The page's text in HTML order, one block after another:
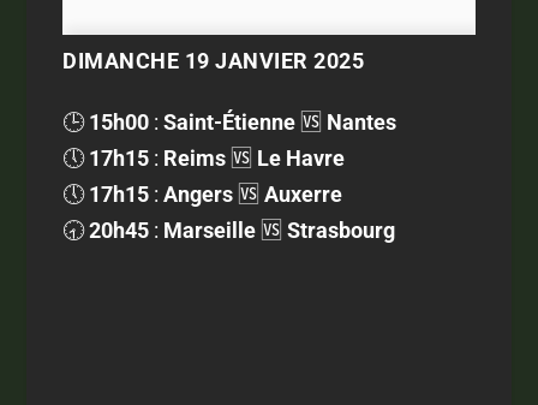
DIMANCHE 19 JANVIER 2025
🕒15h00 :Saint-Étienne 🆚 Nantes
🕔17h15 : Reims 🆚 Le Havre
🕔17h15 :Angers 🆚Auxerre
🕣20h45 : Marseille 🆚Strasbourg